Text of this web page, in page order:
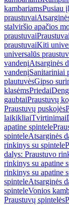
kambariamsPusiau
praustuvai
stalviršio apačios
praustuvai
praustuvaiKiti
universalūs
vandenįAtsarginės
vandenįSanitariniai
plautuvėsGipso
klasėmsPriedai
gaubtaiPraustuvų
Praustuvų puskojės
laikikliaiTvirtinimai
apatine spintele
spinteleAtsarginės
rinkinys su spintele
dalys: Praustuvo
rinkinys su apatine
rinkinys su apatine
spinteleAtsarginės
spinteleVonios
Praustuvų spintelės